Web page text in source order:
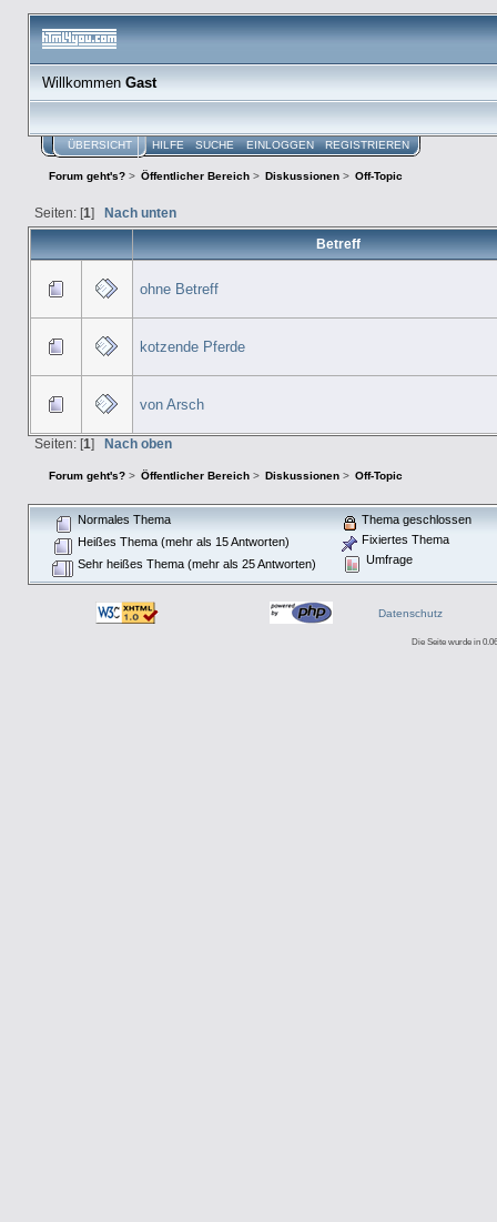
WillkommenGast
ÜBERSICHT HILFE SUCHE EINLOGGEN REGISTRIEREN
Forum geht's?> Öffentlicher Bereich > Diskussionen > Off-Topic
Seiten: [1] Nach unten
Betreff
ohne Betreff
kotzende Pferde
von Arsch
Seiten: [1] Nach oben
Forum geht's?> Öffentlicher Bereich > Diskussionen > Off-Topic
Normales Thema
Heißes Thema (mehr als 15 Antworten)
Sehr heißes Thema (mehr als 25 Antworten)
Thema geschlossen
Fixiertes Thema
Umfrage
Datenschutz
Die Seite wurde in